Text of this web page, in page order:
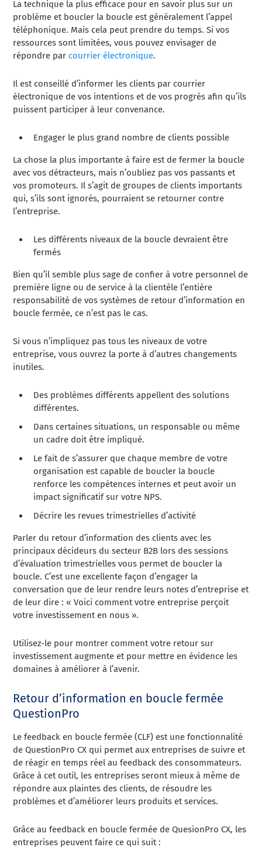
La technique la plus efficace pour en savoir plus sur un
problème et boucler la boucle est généralement l’appel
téléphonique. Mais cela peut prendre du temps. Si vos
ressources sont limitées, vous pouvez envisager de
répondre par courrier électronique.
Il est conseillé d’informer les clients par courrier
électronique de vos intentions et de vos progrès afin qu’ils
puissent participer à leur convenance.
Engager le plus grand nombre de clients possible
La chose la plus importante à faire est de fermer la boucle
avec vos détracteurs, mais n’oubliez pas vos passants et
vos promoteurs. Il s’agit de groupes de clients importants
qui, s’ils sont ignorés, pourraient se retourner contre
l’entreprise.
Les différents niveaux de la boucle devraient être
fermés
Bien qu’il semble plus sage de confier à votre personnel de
première ligne ou de service à la clientèle l’entière
responsabilité de vos systèmes de retour d’information en
boucle fermée, ce n’est pas le cas.
Si vous n’impliquez pas tous les niveaux de votre
entreprise, vous ouvrez la porte à d’autres changements
inutiles.
Des problèmes différents appellent des solutions
différentes.
Dans certaines situations, un responsable ou même
un cadre doit être impliqué.
Le fait de s’assurer que chaque membre de votre
organisation est capable de boucler la boucle
renforce les compétences internes et peut avoir un
impact significatif sur votre NPS.
Décrire les revues trimestrielles d’activité
Parler du retour d’information des clients avec les
principaux décideurs du secteur B2B lors des sessions
d’évaluation trimestrielles vous permet de boucler la
boucle. C’est une excellente façon d’engager la
conversation que de leur rendre leurs notes d’entreprise et
de leur dire : « Voici comment votre entreprise perçoit
votre investissement en nous ».
Utilisez-le pour montrer comment votre retour sur
investissement augmente et pour mettre en évidence les
domaines à améliorer à l’avenir.
Retour d’information en boucle fermée
QuestionPro
Le feedback en boucle fermée (CLF) est une fonctionnalité
de QuestionPro CX qui permet aux entreprises de suivre et
de réagir en temps réel au feedback des consommateurs.
Grâce à cet outil, les entreprises seront mieux à même de
répondre aux plaintes des clients, de résoudre les
problèmes et d’améliorer leurs produits et services.
Grâce au feedback en boucle fermée de QuesionPro CX, les
entreprises peuvent faire ce qui suit :